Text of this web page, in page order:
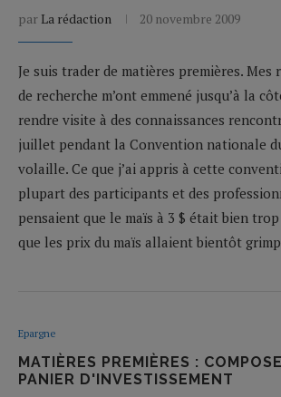
par La rédaction 20 novembre 2009
Je suis trader de matières premières. Mes
de recherche m’ont emmené jusqu’à la
rendre visite à des connaissances
juillet pendant la Convention nationale
volaille. Ce que j’ai appris à cette
plupart des participants et des
pensaient que le maïs à 3 $ était bien
que les prix du maïs allaient bientôt
Epargne
MATIÈRES PREMIÈRES :
PANIER D'INVESTISSEMENT